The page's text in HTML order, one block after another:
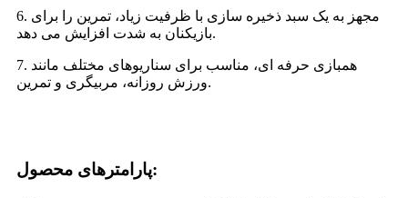
6. مجهز به یک سبد ذخیره سازی با ظرفیت زیاد، تمرین را برای
بازیکنان به شدت افزایش می دهد.
7. همبازی حرفه ای، مناسب برای سناریوهای مختلف مانند
ورزش روزانه، مربیگری و تمرین.
پارامترهای محصول: